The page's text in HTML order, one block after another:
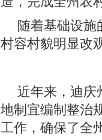
随着基础设施
村容村貌明显改
近年来，迪庆
地制宜编制整治
工作，确保了全